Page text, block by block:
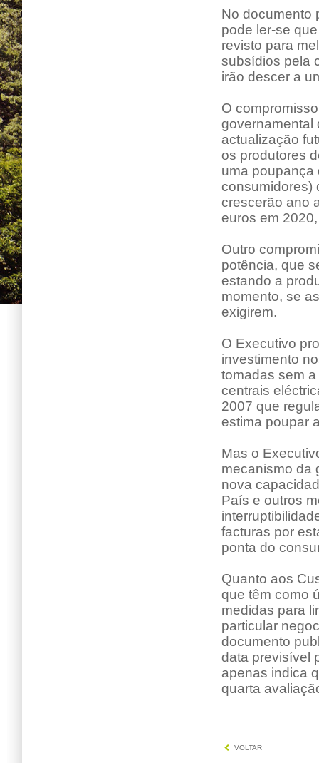
No documento
pode ler-se
revisto para
subsídios pela
irão descer a
O
governamental
actualização
os produtores
uma poupança
consumidores)
crescerão ano
euros em
Outro
potência, que
estando a
momento, se
exigirem.
O Executivo
investimento
tomadas sem
centrais
2007 que
estima poupar
Mas o
mecanismo da
nova
País e outros
facturas por
ponta do
Quanto aos
que têm como
medidas para
particular
documento
data previsível
apenas indica
quarta
VOLTAR